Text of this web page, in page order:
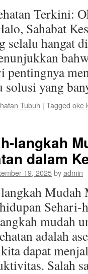
Terkini:
Sahabat
selalu hangat
pentingnya
solusi yang
Tubuh | Tagged oke
langkah
dalam
19, 2025byadmin
Mudah
Sehari-
mudah
adalah
dapat
Salah